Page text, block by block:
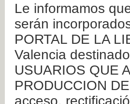
Le informamos
serán
PORTAL DE LA
Valencia
USUARIOS QUE
PRODUCCION
acceso,